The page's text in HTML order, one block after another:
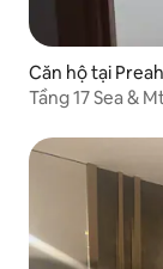
Căn hộ tại
Tầng 17 Sea &